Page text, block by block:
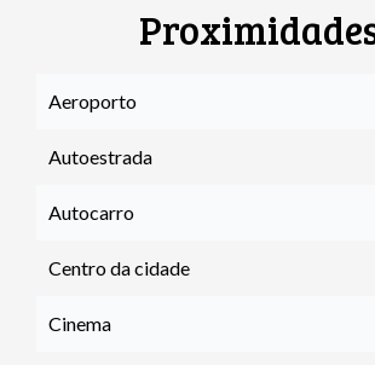
Aeroporto
Autoestrada
Autocarro
Centro da cidade
Cinema